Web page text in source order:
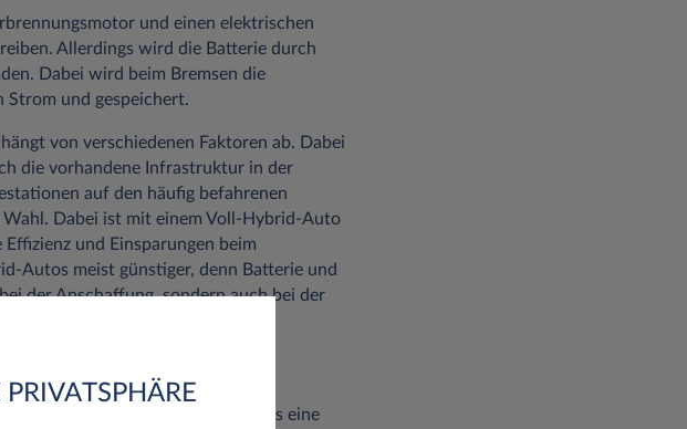
und einen elektrischen
Allerdings wird die Batterie durch
Dabei wird beim Bremsen die
Strom und gespeichert.
von verschiedenen Faktoren ab. Dabei
die vorhandene Infrastruktur in der
auf den häufig befahrenen
Dabei ist mit einem Voll-Hybrid-Auto
und Einsparungen beim
Autos meist günstiger, denn Batterie und
der Anschaffung, sondern auch bei der
gestalten, haben Sie bei Leasys eine